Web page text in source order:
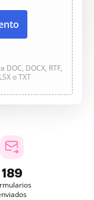
DOCX, RTF,
o TXT
189